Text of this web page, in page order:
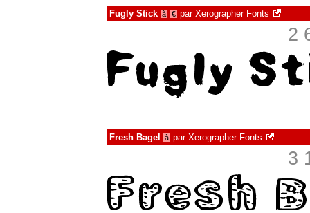
Fugly Stick à € par Xerographer Fonts
2
Fresh Bagel à par Xerographer Fonts
3